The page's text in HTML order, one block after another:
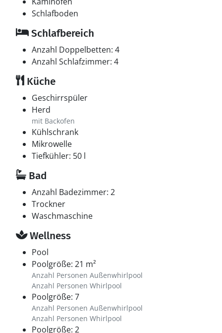
Schlafboden
Schlafbereich
Anzahl Doppelbetten: 4
Anzahl Schlafzimmer: 4
Küche
Geschirrspüler
Herd
mit Backofen
Kühlschrank
Mikrowelle
Tiefkühler: 50 l
Bad
Anzahl Badezimmer: 2
Trockner
Waschmaschine
Wellness
Pool
Poolgröße: 21 m²
Anzahl Personen Außenwhirlpool
Anzahl Personen Whirlpool
Poolgröße: 7
Anzahl Personen Außenwhirlpool
Anzahl Personen Whirlpool
Poolgröße: 2